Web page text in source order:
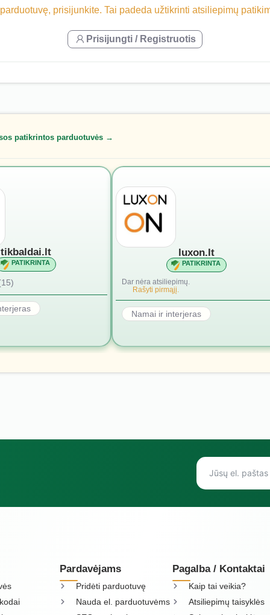
prisijunkite. Tai padeda užtikrinti atsiliepimų
Prisijungti / Registruotis
patikrintos parduotuvės →
tikbaldai.lt
PATIKRINTA
luxon.lt
PATIKRINTA
Dar nėra atsiliepimų.
Rašyti pirmąjį.
Namai ir interjeras
Pardavėjams
Pridėti parduotuvę
Nauda el. parduotuvėms
Pagalba / Kontaktai
Kaip tai veikia?
Atsiliepimų taisyklės